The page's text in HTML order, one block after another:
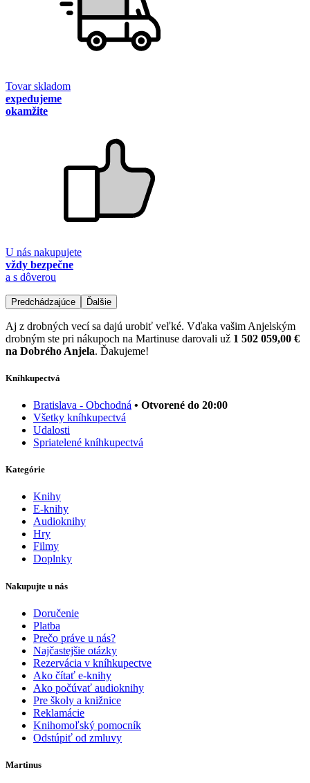
Tovar skladom
expedujeme
okamžite
U nás nakupujete
vždy bezpečne
a s dôverou
Predchádzajúce Ďalšie
Aj z drobných vecí sa dajú urobiť veľké. Vďaka vašim Anjelským
drobným ste pri nákupoch na Martinuse darovali už 1 502 059,00 €
na Dobrého Anjela. Ďakujeme!
Kníhkupectvá
Bratislava - Obchodná • Otvorené do 20:00
Všetky kníhkupectvá
Udalosti
Spriatelené kníhkupectvá
Kategórie
Knihy
E-knihy
Audioknihy
Hry
Filmy
Doplnky
Nakupujte u nás
Doručenie
Platba
Prečo práve u nás?
Najčastejšie otázky
Rezervácia v kníhkupectve
Ako čítať e-knihy
Ako počúvať audioknihy
Pre školy a knižnice
Reklamácie
Knihomoľský pomocník
Odstúpiť od zmluvy
Martinus